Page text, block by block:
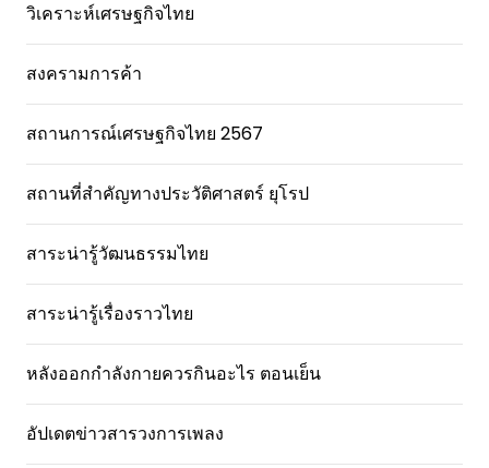
วิเคราะห์เศรษฐกิจไทย
สงครามการค้า
สถานการณ์เศรษฐกิจไทย 2567
สถานที่สําคัญทางประวัติศาสตร์ ยุโรป
สาระน่ารู้วัฒนธรรมไทย
สาระน่ารู้เรื่องราวไทย
หลังออกกําลังกายควรกินอะไร ตอนเย็น
อัปเดตข่าวสารวงการเพลง